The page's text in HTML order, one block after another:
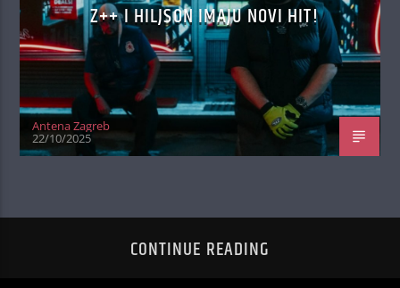
Z++ I HILJSON IMAJU NOVI HIT!
Antena Zagreb
22/10/2025
CONTINUE READING